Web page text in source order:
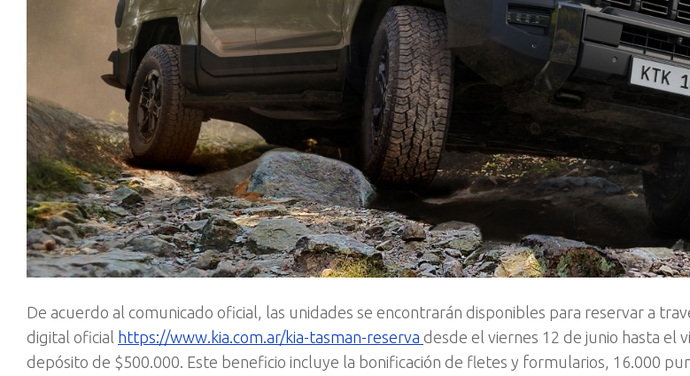
De acuerdo al comunicado oficial, las unidades se encontrarán disponibles para reservar a
digital oficial https://www.kia.com.ar/kia-tasman-reserva desde el viernes 12 de junio hasta el
depósito de $500.000. Este beneficio incluye la bonificación de fletes y formularios, 16.000